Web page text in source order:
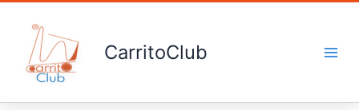
contenido
CarritoClub
Ordenado